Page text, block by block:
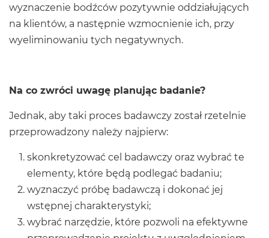
wyznaczenie bodźców pozytywnie oddziałujących
na klientów, a następnie wzmocnienie ich, przy
wyeliminowaniu tych negatywnych.
Na co zwróci uwagę planując badanie?
Jednak, aby taki proces badawczy został rzetelnie
przeprowadzony należy najpierw:
skonkretyzować cel badawczy oraz wybrać te
elementy, które będą podlegać badaniu;
wyznaczyć próbę badawczą i dokonać jej
wstępnej charakterystyki;
wybrać narzędzie, które pozwoli na efektywne